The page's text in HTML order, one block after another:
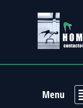
Menu